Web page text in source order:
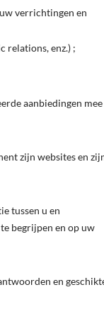
verrichtingen en
relations, enz.) ;
aanbiedingen mee
zijn websites en
tussen u en
begrijpen en op uw
en